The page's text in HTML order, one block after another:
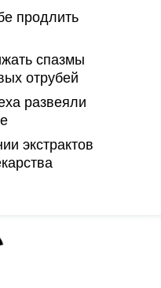
продлить
спазмы
отрубей
развеяли
экстрактов